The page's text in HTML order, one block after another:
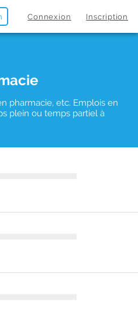
Connexion Inscription
pharmacie, etc. Emplois en
plein ou temps partiel à